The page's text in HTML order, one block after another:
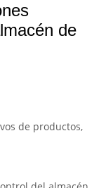
de
de productos,